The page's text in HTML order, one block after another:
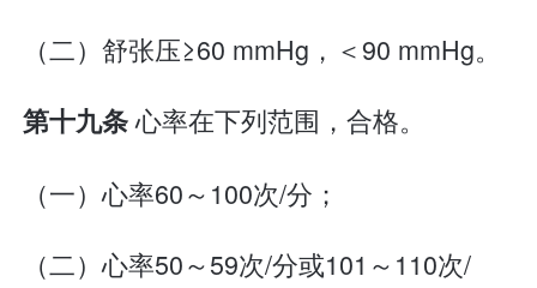
（二）舒张压≥60 mmHg，＜90 mmHg。
第十九条心率在下列范围，合格。
（一）心率60～100次/分；
（二）心率50～59次/分或101～110次/